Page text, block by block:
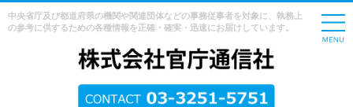
中央省庁及び都道府県の機関や関連団体などの事務従事者を対象に、執務上
の参考に供するための各種情報を正確・確実・迅速にお届けしています。